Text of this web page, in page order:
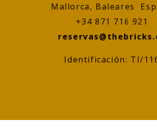
Mallorca, Baleares
+34 871 716 921
Identificación: TI/